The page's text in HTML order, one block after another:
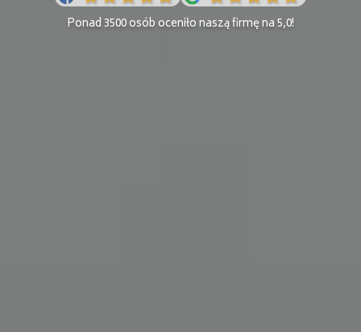
Ponad 3500 osób oceniło naszą firmę na 5,0!